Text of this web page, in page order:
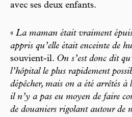
avec ses deux enfants.
« La maman était vraiment
appris qu’elle était enceinte de
souvient-il. On s’est donc dit
l’hôpital le plus rapidement
dépêcher, mais on a été arrêtés
il n’y a pas eu moyen de faire
de douaniers rigolant autour de